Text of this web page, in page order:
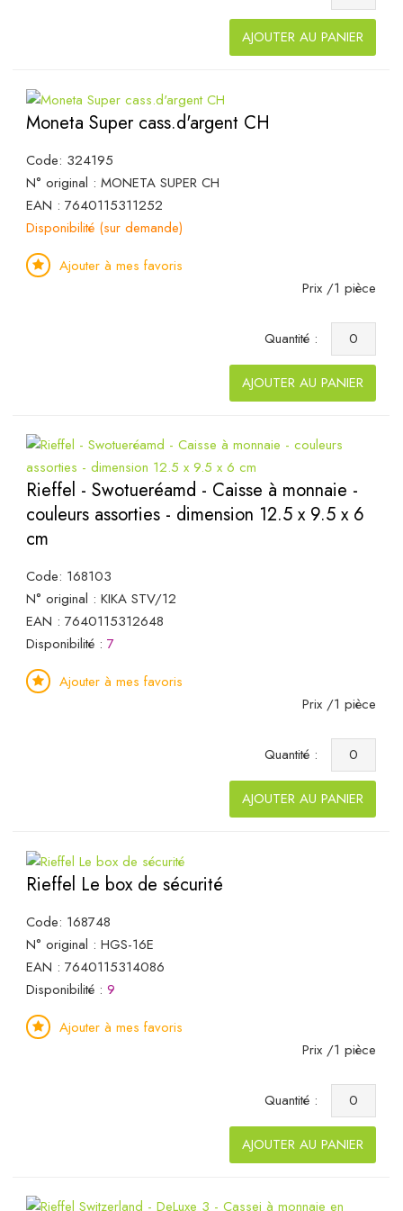
AJOUTER AU PANIER
Moneta Super cass.d'argent CH
Code: 324195
N° original : MONETA SUPER CH
EAN : 7640115311252
Disponibilité (sur demande)
Ajouter à mes favoris
Prix /1 pièce
Quantité :
AJOUTER AU PANIER
Rieffel - Swotueréamd - Caisse à monnaie -
couleurs assorties - dimension 12.5 x 9.5 x 6
cm
Code: 168103
N° original : KIKA STV/12
EAN : 7640115312648
Disponibilité : 7
Ajouter à mes favoris
Prix /1 pièce
Quantité :
AJOUTER AU PANIER
Rieffel Le box de sécurité
Code: 168748
N° original : HGS-16E
EAN : 7640115314086
Disponibilité : 9
Ajouter à mes favoris
Prix /1 pièce
Quantité :
AJOUTER AU PANIER